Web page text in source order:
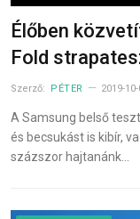
Élőben
Fold
Szerző: PÉTER 2019-
A Samsung belső
és becsukást is kibír,
százszor hajtanánk…